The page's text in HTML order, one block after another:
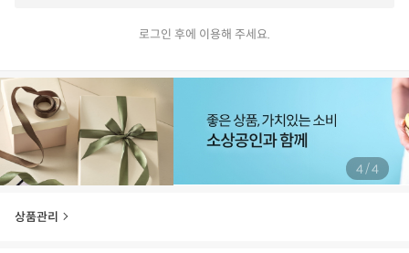
로그인 후에 이용해 주세요.
4 /4
상품관리